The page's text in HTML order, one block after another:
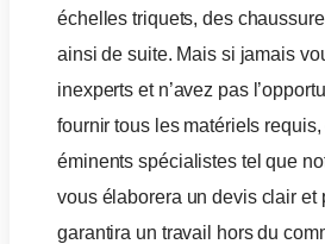
échelles triquets, des
ainsi de suite. Mais si jamais
inexperts et n’avez pas
fournir tous les matériels
éminents spécialistes tel que
vous élaborera un devis clair et
garantira un travail hors du